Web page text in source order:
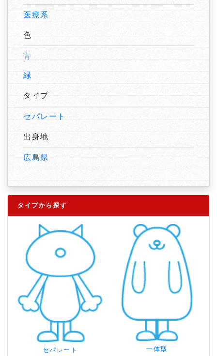
医療系
色
青
緑
タイプ
セパレート
出身地
広島県
タイプから探す
セパレート 一体型